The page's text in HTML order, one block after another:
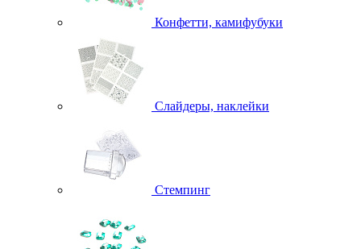
Конфетти, камифубуки
Слайдеры, наклейки
Стемпинг